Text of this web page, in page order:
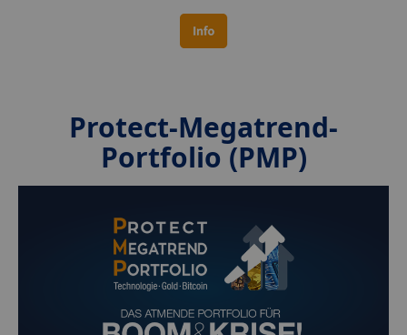
Protect-Megatrend-
Portfolio (PMP)